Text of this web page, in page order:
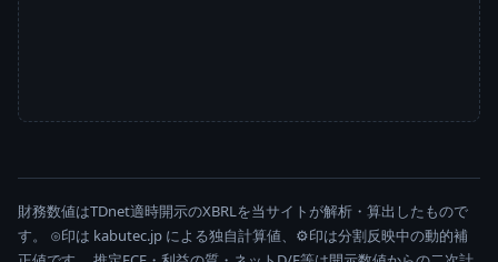
財務数値はTDnet適時開示のXBRLを当サイトが解析・算出したもので
す。 ⊙印は kabutec.jp による独自計算値、⚙印は分割反映中の動的補